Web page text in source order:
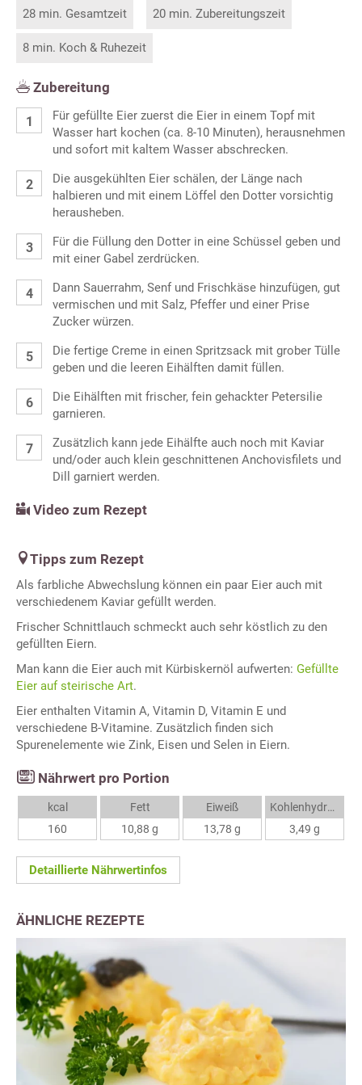
28 min. Gesamtzeit 20 min. Zubereitungszeit
8 min. Koch & Ruhezeit
Zubereitung
Für gefüllte Eier zuerst die Eier in einem Topf mit
Wasser hart kochen (ca. 8-10 Minuten), herausnehmen
und sofort mit kaltem Wasser abschrecken.
Die ausgekühlten Eier schälen, der Länge nach
halbieren und mit einem Löffel den Dotter vorsichtig
herausheben.
Für die Füllung den Dotter in eine Schüssel geben und
mit einer Gabel zerdrücken.
Dann Sauerrahm, Senf und Frischkäse hinzufügen, gut
vermischen und mit Salz, Pfeffer und einer Prise
Zucker würzen.
Die fertige Creme in einen Spritzsack mit grober Tülle
geben und die leeren Eihälften damit füllen.
Die Eihälften mit frischer, fein gehackter Petersilie
garnieren.
Zusätzlich kann jede Eihälfte auch noch mit Kaviar
und/oder auch klein geschnittenen Anchovisfilets und
Dill garniert werden.
Video zum Rezept
Tipps zum Rezept
Als farbliche Abwechslung können ein paar Eier auch mit
verschiedenem Kaviar gefüllt werden.
Frischer Schnittlauch schmeckt auch sehr köstlich zu den
gefüllten Eiern.
Man kann die Eier auch mit Kürbiskernöl aufwerten: Gefüllte
Eier auf steirische Art.
Eier enthalten Vitamin A, Vitamin D, Vitamin E und
verschiedene B-Vitamine. Zusätzlich finden sich
Spurenelemente wie Zink, Eisen und Selen in Eiern.
Nährwert pro Portion
kcal
160
Fett
10,88 g
Eiweiß
13,78 g
Kohlenhydrate
3,49 g
Detaillierte Nährwertinfos
ÄHNLICHE REZEPTE